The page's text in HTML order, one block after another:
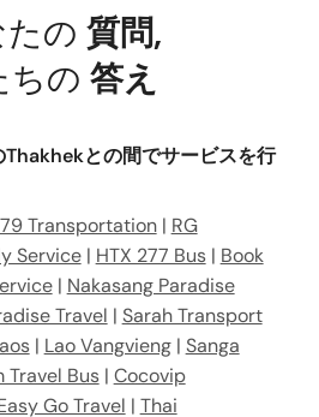
の 質問,
ちの 答え
Thakhekとの間でサービスを行
79 Transportation| RG
Service| HTX 277 Bus| Book
| Nakasang Paradise
Travel | Sarah Transport
| Lao Vangvieng| Sanga
Travel Bus| Cocovip
Go Travel | Thai